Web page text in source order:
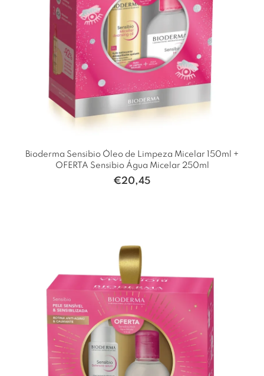
Bioderma Sensibio Óleo de Limpeza Micelar 150ml +
OFERTA Sensibio Água Micelar 250ml
€20,45